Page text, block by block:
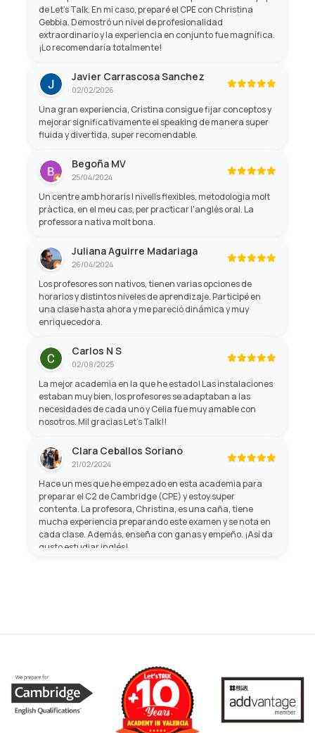
de Let's Talk. En mi caso, preparé el CPE con Christina
Gebbia. Demostró un nivel de profesionalidad
extraordinario y la experiencia en conjunto fue magnífica.
¡Lo recomendaría totalmente!
Javier Carrascosa Sanchez
02/02/2026
Una gran experiencia, Cristina consigue fijar conceptos y
mejorar significativamente el speaking de manera super
fluida y divertida, super recomendable.
Begoña MV
25/04/2024
Un centre amb horaris I nivells flexibles, metodologia molt
pràctica, en el meu cas, per practicar l'anglès oral. La
professora nativa molt bona.
Juliana Aguirre Madariaga
26/04/2024
Los profesores son nativos, tienen varias opciones de
horarios y distintos niveles de aprendizaje. Participé en
una clase hasta ahora y me pareció dinámica y muy
enriquecedora.
Carlos N S
02/08/2025
La mejor academia en la que he estado! Las instalaciones
estaban muy bien, los profesores se adaptaban a las
necesidades de cada uno y Celia fue muy amable con
nosotros. Mil gracias Let's Talk!!
Clara Ceballos Soriano
21/02/2024
Hace un mes que he empezado en esta academia para
preparar el C2 de Cambridge (CPE) y estoy super
contenta. La profesora, Christina, es una caña, tiene
mucha experiencia preparando este examen y se nota en
cada clase. Además, enseña con ganas y empeño. ¡Así da
gusto estudiar inglés!